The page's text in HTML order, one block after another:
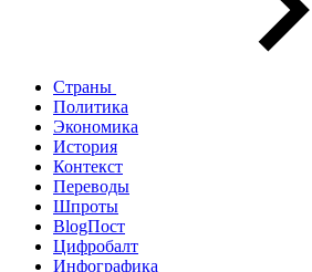
Страны
Политика
Экономика
История
Контекст
Переводы
Шпроты
BlogПост
Цифробалт
Инфографика